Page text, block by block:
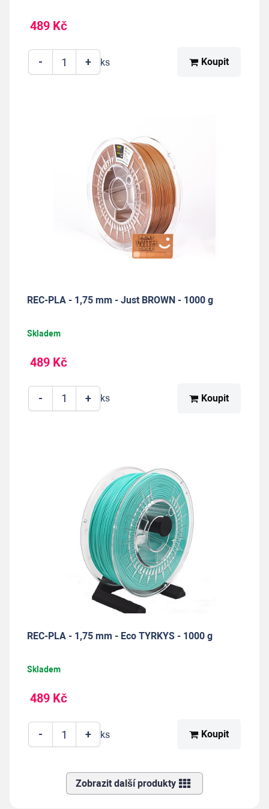
489 Kč
+
- ks Koupit
REC-PLA - 1,75 mm - Just BROWN - 1000 g
Skladem
489 Kč
+
- ks Koupit
REC-PLA - 1,75 mm - Eco TYRKYS - 1000 g
Skladem
489 Kč
+
- ks Koupit
Zobrazit další produkty